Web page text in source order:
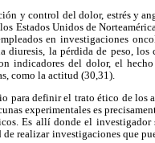
y control del dolor, estrés y
Estados Unidos de
en investigaciones
diuresis, la pérdida de peso,
indicadores del dolor, el
como la actitud (30,31).
para definir el trato ético de los
experimentales es
Es allí donde el
de realizar investigaciones que